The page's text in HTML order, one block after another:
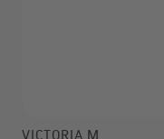
VICTORIA M